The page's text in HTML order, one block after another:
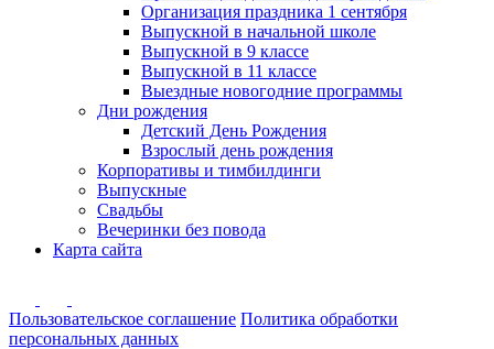
Организация праздника 1 сентября
Выпускной в начальной школе
Выпускной в 9 классе
Выпускной в 11 классе
Выездные новогодние программы
Дни рождения
Детский День Рождения
Взрослый день рождения
Корпоративы и тимбилдинги
Выпускные
Свадьбы
Вечеринки без повода
Карта сайта
Пользовательское соглашение Политика обработки
персональных данных